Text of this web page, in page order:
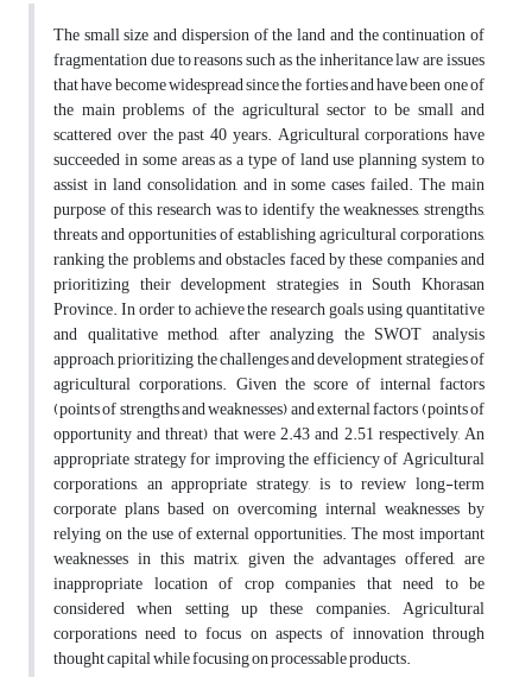
The small size and dispersion of the land and the continuation of
fragmentation due to reasons such as the inheritance law are issues
that have become widespread since the forties and have been one of
the main problems of the agricultural sector to be small and
scattered over the past 40 years. Agricultural corporations have
succeeded in some areas as a type of land use planning system to
assist in land consolidation, and in some cases failed. The main
purpose of this research was to identify the weaknesses, strengths,
threats and opportunities of establishing agricultural corporations,
ranking the problems and obstacles faced by these companies and
prioritizing their development strategies in South Khorasan
Province. In order to achieve the research goals using quantitative
and qualitative method, after analyzing the SWOT analysis
approach, prioritizing the challenges and development strategies of
agricultural corporations. Given the score of internal factors
(points of strengths and weaknesses) and external factors (points of
opportunity and threat) that were 2.43 and 2.51 respectively, An
appropriate strategy for improving the efficiency of Agricultural
corporations, an appropriate strategy, is to review long-term
corporate plans based on overcoming internal weaknesses by
relying on the use of external opportunities. The most important
weaknesses in this matrix, given the advantages offered, are
inappropriate location of crop companies that need to be
considered when setting up these companies. Agricultural
corporations need to focus on aspects of innovation through
thought capital while focusing on processable products.